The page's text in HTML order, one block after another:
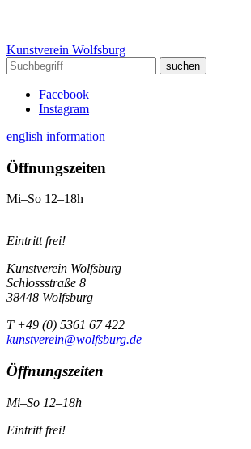
Kunstverein Wolfsburg
Facebook
Instagram
english information
Öffnungszeiten
Mi–So 12–18h
Eintritt frei!
Kunstverein Wolfsburg
Schlossstraße 8
38448 Wolfsburg
T +49 (0) 5361 67 422
kunstverein@wolfsburg.de
Öffnungszeiten
Mi–So 12–18h
Eintritt frei!